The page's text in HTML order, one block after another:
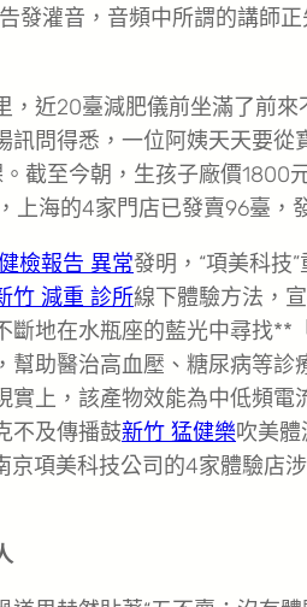
發灌音，音頻中所謂的講師
，近20臺減肥儀前坐滿了前
訊問得悉，一位阿姨天天要從
截至今朝，生孩子廠價1800
上海的4家門店已發賣96臺，
檢報告 異常發明，“項美科技
竹 減重 診所線下體驗方法，
斷地在水瓶座的藍光中尋找**
幫助醫治高血壓、糖尿病等診
實上，該產物效能為中低頻電
不及傳播鼓新竹 猛健樂吹美
京項美科技公司的4家體驗店